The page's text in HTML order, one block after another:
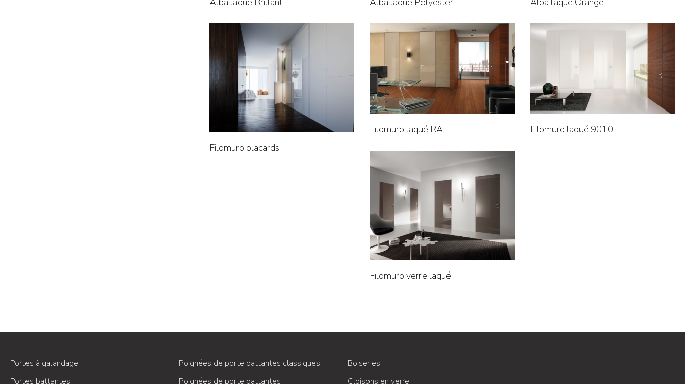
Filomuro placards
Filomuro laqué RAL Filomuro laqué 9010
Filomuro verre laqué
Portes à galandage
Portes battantes
Poignées de porte battantes classiques
Poignées de porte battantes
Boiseries
Cloisons en verre